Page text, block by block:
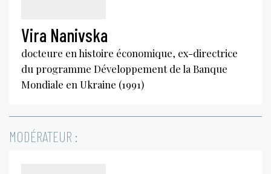
Vira Nanivska
docteure en histoire économique, ex-directrice
du programme Développement de la Banque
Mondiale en Ukraine (1991)
MODÉRATEUR :